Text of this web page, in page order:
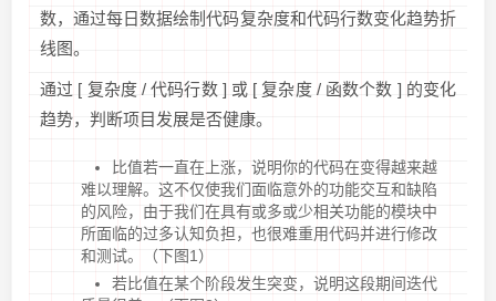
数，通过每日数据绘制代码复杂度和代码行数变化趋势折
线图。
通过 [ 复杂度 / 代码行数 ] 或 [ 复杂度 / 函数个数 ] 的变化
趋势，判断项目发展是否健康。
比值若一直在上涨，说明你的代码在变得越来越
难以理解。这不仅使我们面临意外的功能交互和缺陷
的风险，由于我们在具有或多或少相关功能的模块中
所面临的过多认知负担，也很难重用代码并进行修改
和测试。（下图1）
若比值在某个阶段发生突变，说明这段期间迭代